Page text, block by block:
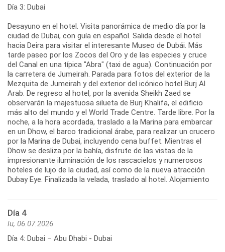
Día 3: Dubai
Desayuno en el hotel. Visita panorámica de medio día por la
ciudad de Dubai, con guía en español. Salida desde el hotel
hacia Deira para visitar el interesante Museo de Dubái. Más
tarde paseo por los Zocos del Oro y de las especies y cruce
del Canal en una típica "Abra" (taxi de agua). Continuación por
la carretera de Jumeirah. Parada para fotos del exterior de la
Mezquita de Jumeirah y del exterior del icónico hotel Burj Al
Arab. De regreso al hotel, por la avenida Sheikh Zaed se
observarán la majestuosa silueta de Burj Khalifa, el edificio
más alto del mundo y el World Trade Centre. Tarde libre. Por la
noche, a la hora acordada, traslado a la Marina para embarcar
en un Dhow, el barco tradicional árabe, para realizar un crucero
por la Marina de Dubai, incluyendo cena buffet. Mientras el
Dhow se desliza por la bahía, disfrute de las vistas de la
impresionante iluminación de los rascacielos y numerosos
hoteles de lujo de la ciudad, así como de la nueva atracción
Dubay Eye. Finalizada la velada, traslado al hotel. Alojamiento
Día 4
lu, 06.07.2026
Día 4: Dubai – Abu Dhabi - Dubai